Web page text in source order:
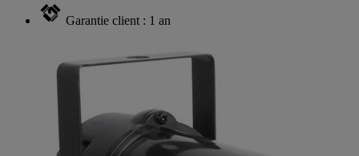
Garantie client : 1 an